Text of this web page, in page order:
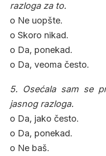
razloga za to.
o Ne uopšte.
o Skoro nikad.
o Da, ponekad.
o Da, veoma često.
5. Osećala sam se
jasnog razloga.
o Da, jako često.
o Da, ponekad.
o Ne baš.